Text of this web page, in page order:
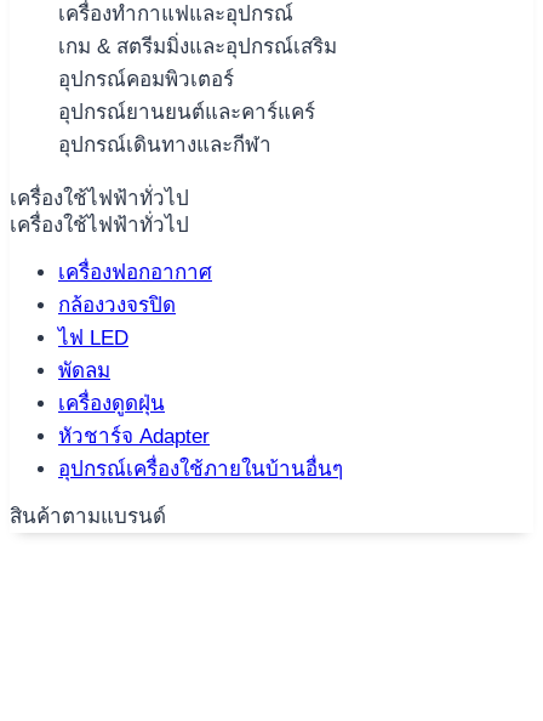
เครื่องทำกาแฟและอุปกรณ์
เกม & สตรีมมิ่งและอุปกรณ์เสริม
อุปกรณ์คอมพิวเตอร์
อุปกรณ์ยานยนต์และคาร์แคร์
อุปกรณ์เดินทางและกีฬา
เครื่องใช้ไฟฟ้าทั่วไป
เครื่องใช้ไฟฟ้าทั่วไป
เครื่องฟอกอากาศ
กล้องวงจรปิด
ไฟ LED
พัดลม
เครื่องดูดฝุ่น
หัวชาร์จ Adapter
อุปกรณ์เครื่องใช้ภายในบ้านอื่นๆ
สินค้าตามแบรนด์